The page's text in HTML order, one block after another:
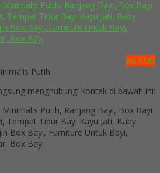
via SMS
Putih
menghubungi kontak di bawah ini: